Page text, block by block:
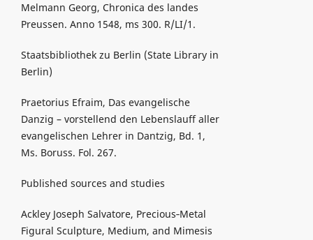
Melmann Georg, Chronica des landes
Preussen. Anno 1548, ms 300. R/LI/1.
Staatsbibliothek zu Berlin (State Library in
Berlin)
Praetorius Efraim, Das evangelische
Danzig – vorstellend den Lebenslauff aller
evangelischen Lehrer in Dantzig, Bd. 1,
Ms. Boruss. Fol. 267.
Published sources and studies
Ackley Joseph Salvatore, Precious‑Metal
Figural Sculpture, Medium, and Mimesis